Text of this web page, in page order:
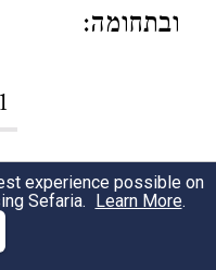
ובתחומה:
1
לא יכנס לעיר -
ממקום שחשכה
experience possible on
Sefaria. Learn More.